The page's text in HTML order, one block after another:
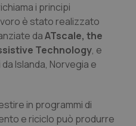
di Bolzano
i principi
è stato realizzato
daATscale, the
Technology, e
Islanda, Norvegia e
in programmi di
e riciclo può produrre